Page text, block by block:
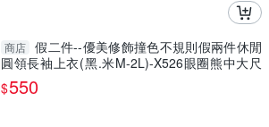
商店 假二件--優美修飾撞色不規則假兩件休閒
圓領長袖上衣(黑.米M-2L)-X526眼圈熊中大尺
碼
$550